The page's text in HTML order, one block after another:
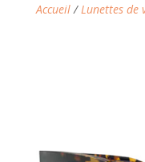
Accueil/Lunettes de